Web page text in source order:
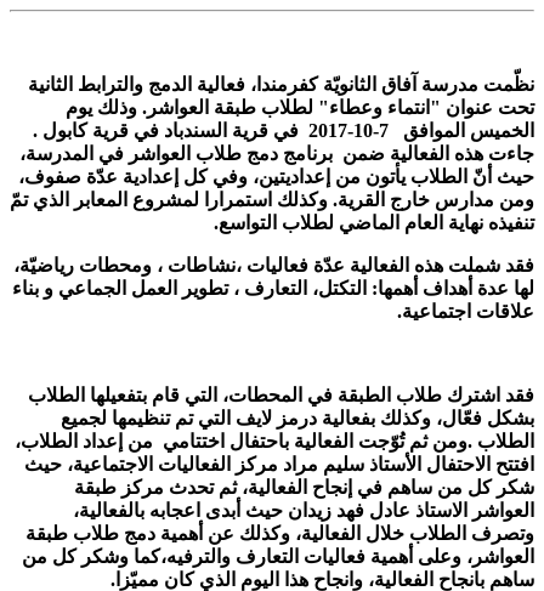
نظّمت مدرسة آفاق الثانويّة كفرمندا ، فعالية الدمج والترابط الثانية
تحت عنوان "انتماء وعطاء" لطلاب طبقة العواشر. وذلك يوم
الخميس الموافق 7
-
10
-201
7
في قرية السندباد في قرية كابول .
جاءت هذه الفعالية ضمن برنامج دمج طلاب العواشر في المدرسة،
حيث أنّ الطلاب يأتون من إعداديتين، وفي كل إعدادية عدّة صفوف،
ومن مدارس خارج القرية. وكذلك استمرارا لمشروع المعابر الذي تمّ
تنفيذه نهاية العام الماضي لطلاب التواسع.
فقد شملت هذه الفعالية عدّة فعاليات ،نشاطات ، ومحطات رياضيّة،
لها عدة أهداف أهمها: التكتل، التعارف ، تطوير العمل الجماعي و بناء
علاقات اجتماعية.
فقد اشترك طلاب الطبقة في المحطات، التي قام بتفعيلها الطلاب
بشكل فعّال، وكذلك بفعالية درمز لايف التي تم تنظيمها لجميع
الطلاب .ومن ثم تُوّجت الفعالية باحتفال اختتامي من إعداد الطلاب،
افتتح الاحتفال الأستاذ سليم مراد مركز الفعاليات الاجتماعية، حيث
شكر كل من ساهم في إنجاح الفعالية، ثم تحدث مركز طبقة
العواشر الاستاذ عادل فهد زيدان حيث أبدى اعجابه بالفعالية،
وتصرف الطلاب خلال الفعالية، وكذلك عن أهمية دمج طلاب طبقة
العواشر، وعلى أهمية فعاليات التعارف والترفيه،كما وشكر كل من
ساهم بانجاح الفعالية، وانجاح هذا اليوم الذي كان مميّزا.